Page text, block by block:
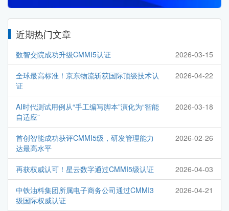
近期热门文章
数智交院成功升级CMMI5认证 2026-03-15
全球最高标准！京东物流斩获国际顶级技术认
证
2026-04-22
AI时代测试用例从“手工编写脚本”演化为“智能
自适应”
2026-03-18
首创智能成功获评CMMI5级，研发管理能力
达最高水平
2026-02-26
再获权威认可！星云数字通过CMMI5级认证 2026-04-03
中铁油料集团所属电子商务公司通过CMMI3
级国际权威认证
2026-04-21